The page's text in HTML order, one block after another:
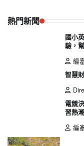
熱門新聞
國小
驗，
編
智慧
電競
習熱
編